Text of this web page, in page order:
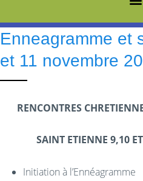
Enneagramme et
et 11 novembre
RENCONTRES
SAINT ETIENNE 9,10
Initiation à l’Ennéagramme